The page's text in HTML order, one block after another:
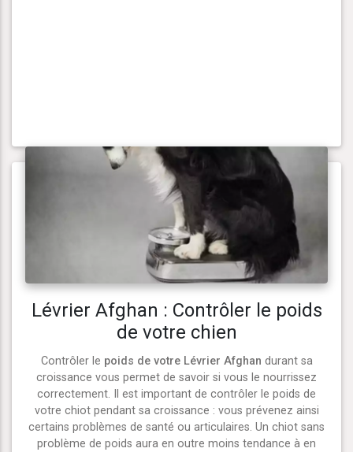
Lévrier Afghan : Contrôler le poids
de votre chien
Contrôler le poids de votre Lévrier Afghan durant sa
croissance vous permet de savoir si vous le nourrissez
correctement. Il est important de contrôler le poids de
votre chiot pendant sa croissance : vous prévenez ainsi
certains problèmes de santé ou articulaires. Un chiot sans
problème de poids aura en outre moins tendance à en